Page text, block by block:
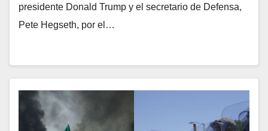
presidente Donald Trump y el secretario de Defensa,
Pete Hegseth, por el…